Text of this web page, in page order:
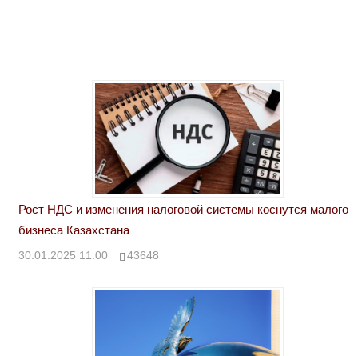
Рост НДС и изменения налоговой системы коснутся малого
бизнеса Казахстана
30.01.2025 11:00 43648